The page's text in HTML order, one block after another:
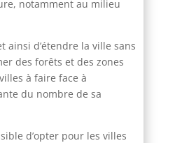
notamment au milieu
ainsi d’étendre la ville sans
des forêts et des zones
à faire face à
du nombre de sa
d’opter pour les villes